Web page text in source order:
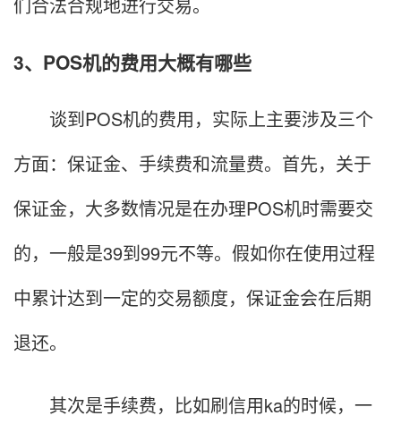
3、POS机的费用大概有哪些
谈到POS机的费用，实际上主要涉及三个
方面：保证金、手续费和流量费。首先，关于
保证金，大多数情况是在办理POS机时需要交
的，一般是39到99元不等。假如你在使用过程
中累计达到一定的交易额度，保证金会在后期
退还。
其次是手续费，比如刷信用ka的时候，一